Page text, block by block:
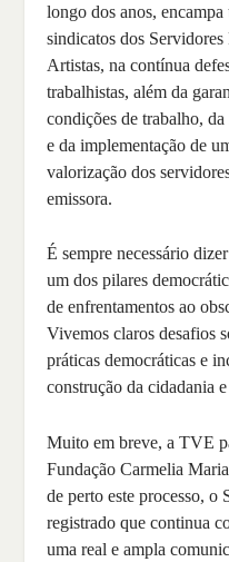
longo dos anos,
sindicatos dos
Artistas, na contínua
trabalhistas, além da
condições de trabalho,
e da implementação de
valorização dos
emissora.
É sempre necessário
um dos pilares
de enfrentamentos ao
Vivemos claros desafios
práticas democráticas e
construção da cidadania
Muito em breve, a TVE
Fundação Carmelia
de perto este processo, o
registrado que continua
uma real e ampla